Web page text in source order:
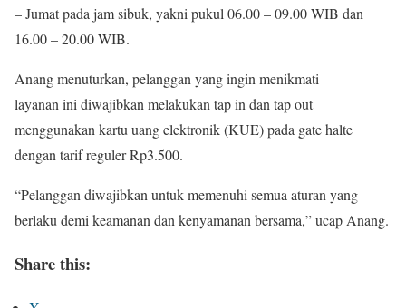
– Jumat pada jam sibuk, yakni pukul 06.00 – 09.00 WIB dan
16.00 – 20.00 WIB.
Anang menuturkan, pelanggan yang ingin menikmati
layanan ini diwajibkan melakukan tap in dan tap out
menggunakan kartu uang elektronik (KUE) pada gate halte
dengan tarif reguler Rp3.500.
“Pelanggan diwajibkan untuk memenuhi semua aturan yang
berlaku demi keamanan dan kenyamanan bersama,” ucap Anang.
Share this: